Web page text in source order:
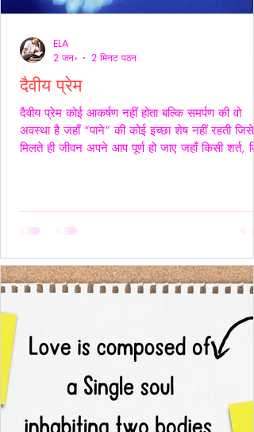
दैवीय प्रेम
दैवीय प्रेम कोई आकर्षण नहीं होता बल्कि समर्पण की वो
अवस्था है जहाँ “पाने” की कोई इच्छा शेष नहीं रहती जिसे
मिलते ही जीवन अपने आप पूर्ण हो जाए जहाँ किसी शर्त,
प्रेम है जहाँ आत्मा आत्मा को पहचान लेती है बिना परिचय,
ELA
2 जन॰
2 मिनट पठन